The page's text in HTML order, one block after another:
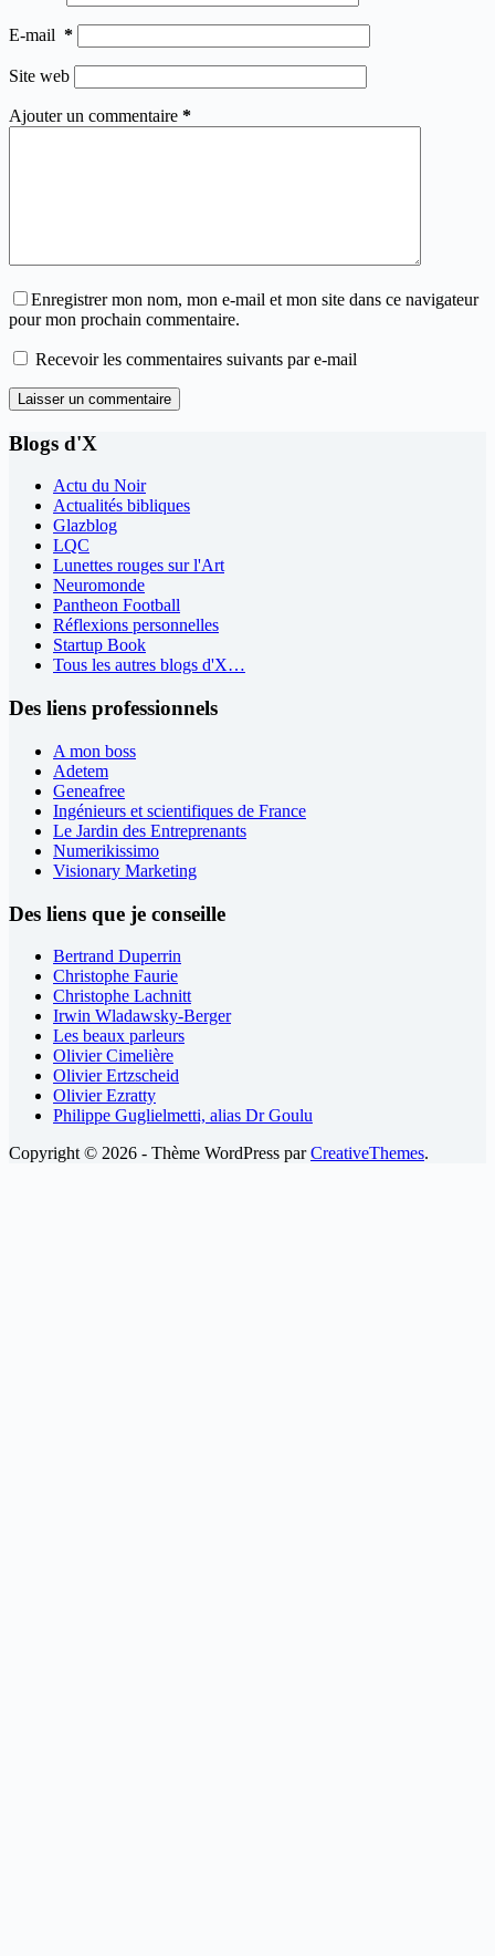
E-mail *
Site web
Ajouter un commentaire *
Enregistrer mon nom, mon e-mail et mon site dans ce navigateur
pour mon prochain commentaire.
Recevoir les commentaires suivants par e-mail
Laisser un commentaire
Blogs d'X
Actu du Noir
Actualités bibliques
Glazblog
LQC
Lunettes rouges sur l'Art
Neuromonde
Pantheon Football
Réflexions personnelles
Startup Book
Tous les autres blogs d'X…
Des liens professionnels
A mon boss
Adetem
Geneafree
Ingénieurs et scientifiques de France
Le Jardin des Entreprenants
Numerikissimo
Visionary Marketing
Des liens que je conseille
Bertrand Duperrin
Christophe Faurie
Christophe Lachnitt
Irwin Wladawsky-Berger
Les beaux parleurs
Olivier Cimelière
Olivier Ertzscheid
Olivier Ezratty
Philippe Guglielmetti, alias Dr Goulu
Copyright © 2026 - Thème WordPress parCreativeThemes.